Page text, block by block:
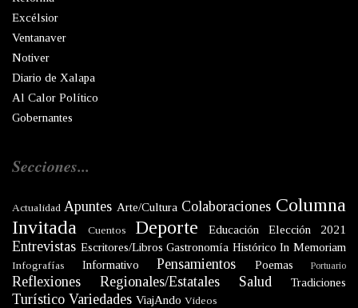
Excélsior
Ventanaver
Notiver
Diario de Xalapa
Al Calor Político
Gobernantes
Secciones...
Actualidad Apuntes Arte/Cultura Colaboraciones Columna
Invitada
Cuentos Deporte Educación Elección 2021
Entrevistas Escritores/Libros Gastronomía Histórico In Memoriam
Infografías Informativo Pensamientos Poemas Portuario
Reflexiones Regionales/Estatales Salud Tradiciones
Turístico Variedades ViajAndo Videos